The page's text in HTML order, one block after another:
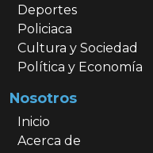
Deportes
Policiaca
Cultura y Sociedad
Política y Economía
Nosotros
Inicio
Acerca de